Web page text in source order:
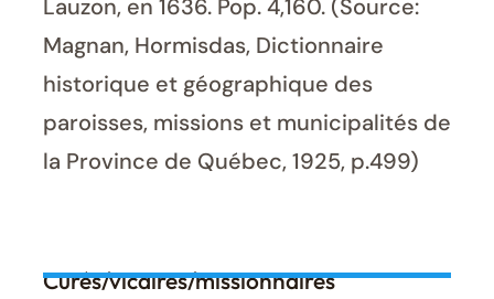
Lauzon, en 1636. Pop. 4,160. (Source:
Magnan, Hormisdas, Dictionnaire
historique et géographique des
paroisses, missions et municipalités de
la Province de Québec, 1925, p.499)
Curés/vicaires/missionnaires